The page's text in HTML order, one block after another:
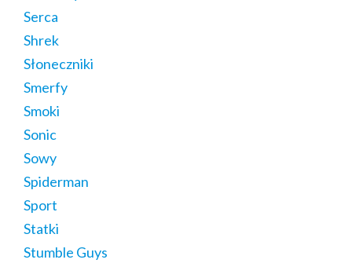
Serca
Shrek
Słoneczniki
Smerfy
Smoki
Sonic
Sowy
Spiderman
Sport
Statki
Stumble Guys